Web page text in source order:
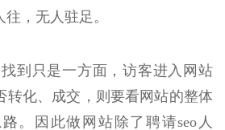
，无人驻足。
到只是一方面，访客进入网站
转化、成交，则要看网站的整体
。因此做网站除了聘请seo人